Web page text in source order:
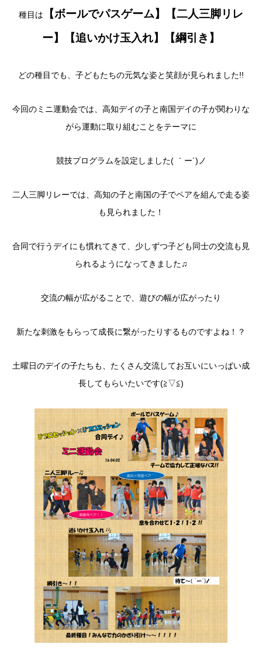
種目は
【ボールでパスゲーム】【二人三脚リレ
ー】【追いかけ玉入れ】【綱引き】
どの種目でも、子どもたちの元気な姿と笑顔が見られました!!
今回のミニ運動会では、高知デイの子と南国デイの子が関わりな
がら運動に取り組むことをテーマに
競技プログラムを設定しました( ｀ー´)ノ
二人三脚リレーでは、高知の子と南国の子でペアを組んで走る姿
も見られました！
合同で行うデイにも慣れてきて、少しずつ子ども同士の交流も見
られるようになってきました♫
交流の幅が広がることで、遊びの幅が広がったり
新たな刺激をもらって成長に繋がったりするものですよね！？
土曜日のデイの子たちも、たくさん交流してお互いにいっぱい成
長してもらいたいです(≧▽≦)